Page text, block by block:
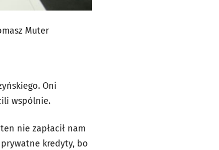
Muter
Oni
wspólnie.
nie zapłacił nam
kredyty, bo